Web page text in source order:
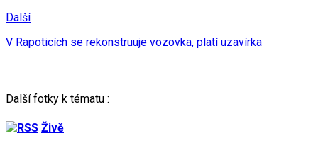
Další
V Rapoticích se rekonstruuje vozovka, platí uzavírka
Další fotky k tématu :
Živě